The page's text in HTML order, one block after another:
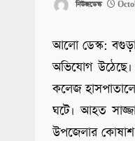
নিউজডেস্ক
আলো ডেস্ক:
অভিযোগ
কলেজ
ঘটে। আহত
উপজেলার কোষাশ